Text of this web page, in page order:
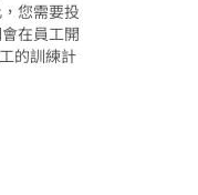
您需要投
在員工開
的訓練計